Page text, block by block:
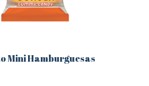
Mini Hamburguesas